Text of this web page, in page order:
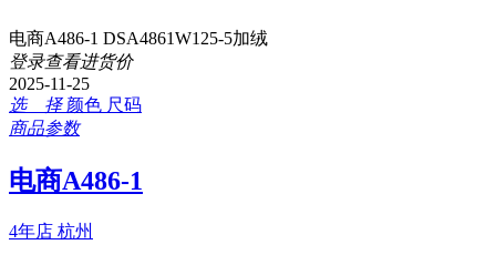
电商A486-1 DSA4861W125-5加绒
登录查看进货价
2025-11-25
选 择 颜色 尺码
商品参数
电商A486-1
4年店 杭州